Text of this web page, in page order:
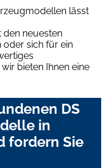
lässt
den neuesten
oder sich für ein
bieten Ihnen eine
DS
in
fordern Sie